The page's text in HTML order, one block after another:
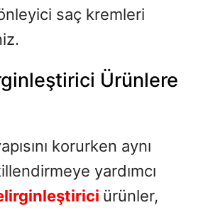
saç kremleri
Ürünlere
korurken aynı
yardımcı
ürünler,